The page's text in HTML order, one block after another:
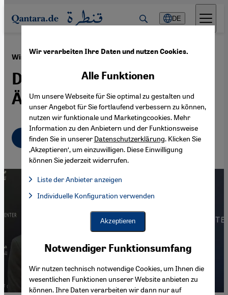
Direkt zum Inhalt springen
DE
Wirtschaftskrise in Ägypten ·03.04.2023
Die Verschuldung treibt
Ägypten in den Ruin
Deutsch English عربي
Wir verarbeiten Ihre Daten und nutzen Cookies.
Notwendiger Funktionsumfang
Wir nutzen technisch notwendige Cookies, um Ihnen die
wesentlichen Funktionen unserer Website anbieten zu
können. Ihre Daten verarbeiten wir dann nur auf
Alle Funktionen
Um unsere Webseite für Sie optimal zu gestalten und
unser Angebot für Sie fortlaufend verbessern zu können,
nutzen wir funktionale und Marketingcookies. Mehr
Information zu den Anbietern und der Funktionsweise
finden Sie in unserer Datenschutzerklärung. Klicken Sie
‚Akzeptieren‘, um einzuwilligen. Diese Einwilligung
können Sie jederzeit widerrufen.
Liste der Anbieter anzeigen
Facebook Embed / Facebook Connect, Google Maps Embed,
Facebook Embed / Facebook Connect
Google Maps Embed
Individuelle Konfiguration verwenden
Akzeptieren